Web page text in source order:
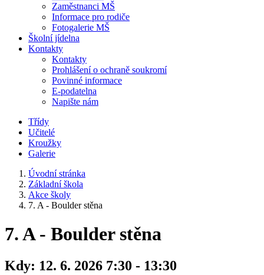
Zaměstnanci MŠ
Informace pro rodiče
Fotogalerie MŠ
Školní jídelna
Kontakty
Kontakty
Prohlášení o ochraně soukromí
Povinné informace
E-podatelna
Napište nám
Třídy
Učitelé
Kroužky
Galerie
Úvodní stránka
Základní škola
Akce školy
7. A - Boulder stěna
7. A - Boulder stěna
Kdy: 12. 6. 2026 7:30 - 13:30